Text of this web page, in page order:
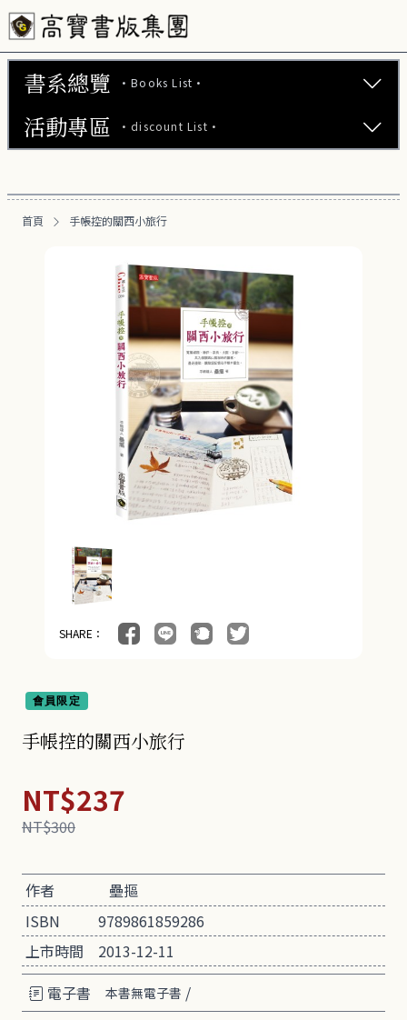
書系總覽 ·Books List·
文學小說 (737)
醫療保健 (54)
親子教養 (14)
人文史哲 (74)
活動專區 ·discount List·
【2本7折】高寶小說系列全圖鑑書展
【2套7折】高寶小說系列全圖鑑書展
【66折】高寶小說系列全圖鑑書展
首頁 手帳控的關西小旅行
SHARE：
會員限定
手帳控的關西小旅行
NT$237
NT$300
作者
壘摳
ISBN
9789861859286
上市時間
2013-12-11
電子書
本書無電子書 /